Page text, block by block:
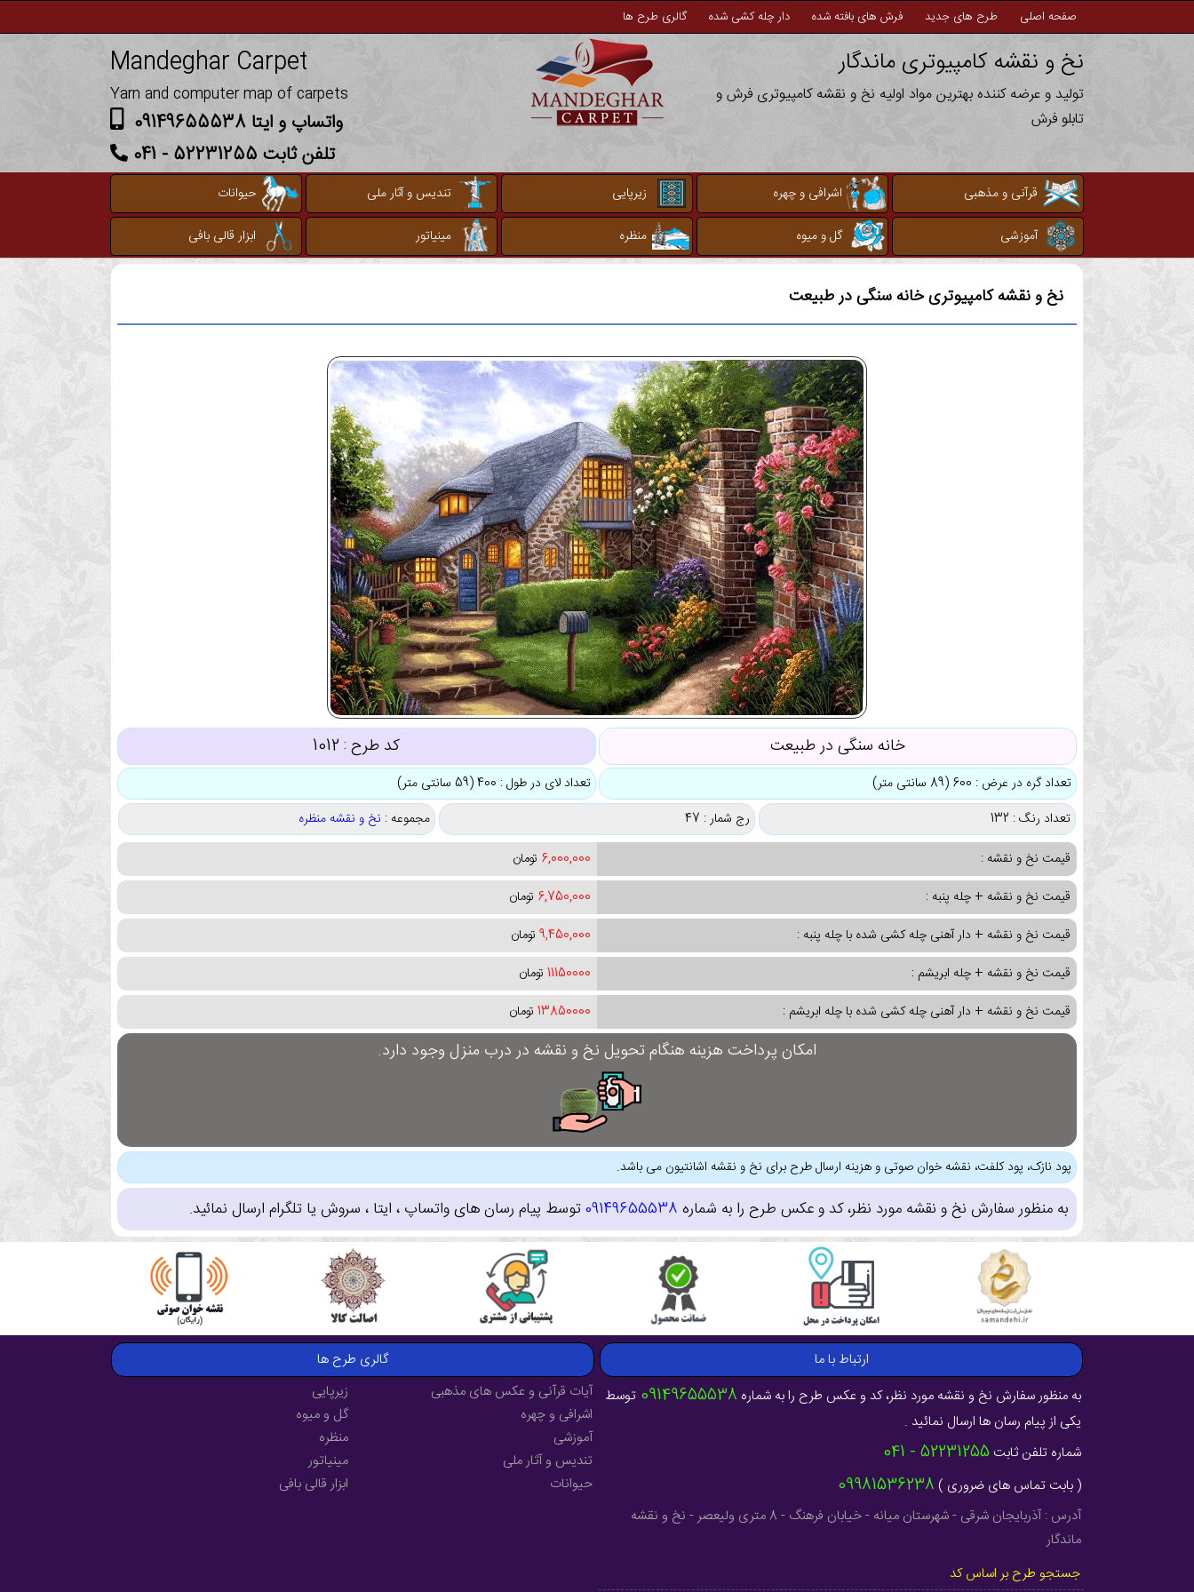
صفحه اصلی طرح های جدید فرش های بافته شده دار چله کشی شده گالری طرح ها
نخ و نقشه کامپیوتری ماندگار
تولید و عرضه کننده بهترین مواد اولیه نخ و نقشه کامپیوتری فرش و
تابلو فرش
Mandeghar Carpet
Yarn and computer map of carpets
واتساپ و ایتا 09149655538
تلفن ثابت 52231255 - 041
قرآنی و مذهبی اشرافی و چهره زیرپایی تندیس و آثار ملی
حیوانات
آموزشی
گل و میوه منظره مینیاتور ابزار قالی بافی
نخ و نقشه کامپیوتریخانه سنگی در طبیعت
خانه سنگی در طبیعت کد طرح : 1012
تعداد گره در عرض : 600 (89 سانتی متر)
تعداد لای در طول : 400 (59 سانتی متر)
تعداد رنگ : 132
رج شمار : 47 مجموعه : نخ و نقشه منظره
قیمت نخ و نقشه :
6,000,000 تومان
قیمت نخ و نقشه + چله پنبه :
6,750,000 تومان
قیمت نخ و نقشه + دار آهنی چله کشی شده با چله پنبه :
9,450,000 تومان
قیمت نخ و نقشه + چله ابریشم :
11150000 تومان
قیمت نخ و نقشه + دار آهنی چله کشی شده با چله ابریشم :
13850000 تومان
امکان پرداخت هزینه هنگام تحویل نخ و نقشه در درب منزل وجود دارد.
پود نازک، پود کلفت، نقشه خوان صوتی و هزینه ارسال طرح برای نخ و نقشه اشانتیون می باشد.
به منظور سفارش نخ و نقشه مورد نظر، کد و عکس طرح را به شماره 09149655538توسط پیام رسان های واتساپ ، ایتا ، سروش یا تلگرام ارسال نمائید.
ارتباط با ما
به منظور سفارش نخ و نقشه مورد نظر، کد و عکس طرح را به شماره 09149655538 توسط
یکی از پیام رسان ها ارسال نمائید .
شماره تلفن ثابت 52231255 - 041
( بابت تماس های ضروری ) 09981536238
آدرس : آذربایجان شرقی - شهرستان میانه - خیابان فرهنگ - 8 متری ولیعصر - نخ و نقشه
ماندگار
جستجو طرح بر اساس کد
گالری طرح ها
آیات قرآنی و عکس های مذهبی
اشرافی و چهره
آموزشی
تندیس و آثار ملی
حیوانات
زیرپایی
گل و میوه
منظره
مینیاتور
ابزار قالی بافی